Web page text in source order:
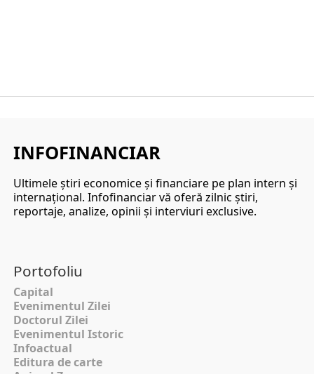
INFOFINANCIAR
Ultimele ştiri economice şi financiare pe plan intern şi
internaţional. Infofinanciar vă oferă zilnic ştiri,
reportaje, analize, opinii şi interviuri exclusive.
Portofoliu
Capital
Evenimentul Zilei
Doctorul Zilei
Evenimentul Istoric
Infoactual
Editura de carte